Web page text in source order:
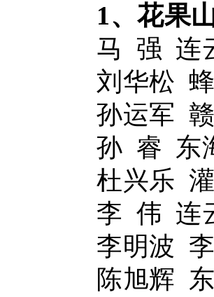
1、花果
马 强 连
刘华松
孙运军
孙 睿 东
杜兴乐
李 伟 连
李明波
陈旭辉